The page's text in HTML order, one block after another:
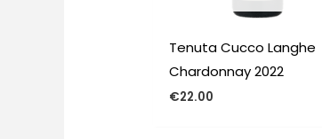
Tenuta Cucco Langhe
Chardonnay 2022
€22.00